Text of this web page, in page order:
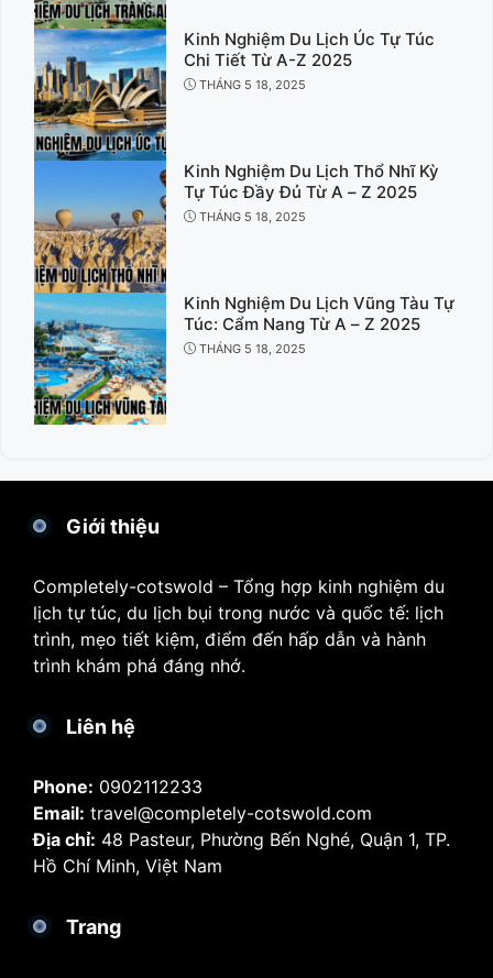
Kinh Nghiệm Du Lịch Úc Tự Túc
Chi Tiết Từ A-Z 2025
THÁNG 5 18, 2025
Kinh Nghiệm Du Lịch Thổ Nhĩ Kỳ
Tự Túc Đầy Đủ Từ A – Z 2025
THÁNG 5 18, 2025
Kinh Nghiệm Du Lịch Vũng Tàu Tự
Túc: Cẩm Nang Từ A – Z 2025
THÁNG 5 18, 2025
Giới thiệu
Completely-cotswold – Tổng hợp kinh nghiệm du
lịch tự túc, du lịch bụi trong nước và quốc tế: lịch
trình, mẹo tiết kiệm, điểm đến hấp dẫn và hành
trình khám phá đáng nhớ.
Liên hệ
Phone: 0902112233
Email: travel@completely-cotswold.com
Địa chỉ: 48 Pasteur, Phường Bến Nghé, Quận 1, TP.
Hồ Chí Minh, Việt Nam
Trang